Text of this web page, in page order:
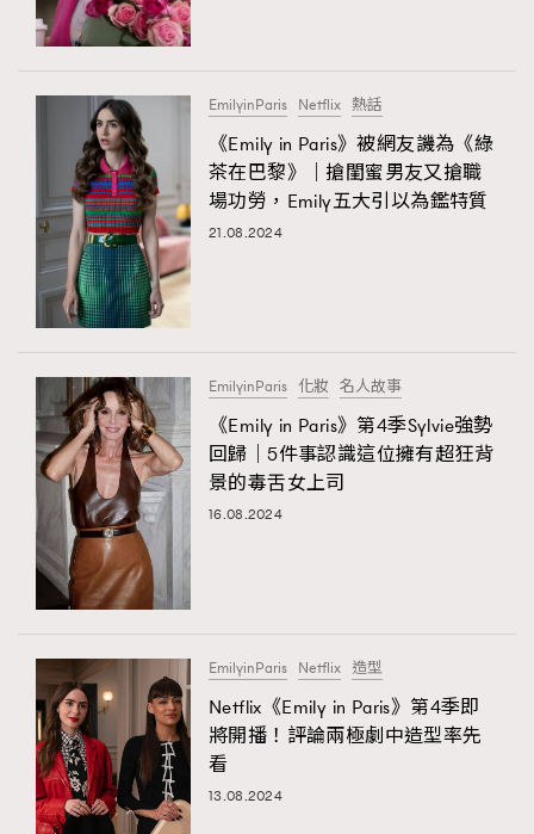
nmg.com.hk/privacy) 閱讀本公司的私隱政策聲明。
本人願意接收新傳媒集團的最新消息及其他宣傳資訊，本人同意
新傳媒集團使用本人的個人資料於任何推廣用途。
About us Collaboration Opportunity
Japan | Portugal | Spain
EmilyinParis Netflix 熱話
《Emily in Paris》被網友譏為《綠
茶在巴黎》｜搶閨蜜男友又搶職
場功勞，Emily五大引以為鑑特質
21.08.2024
EmilyinParis 化妝 名人故事
《Emily in Paris》第4季Sylvie強勢
回歸｜5件事認識這位擁有超狂背
景的毒舌女上司
16.08.2024
EmilyinParis Netflix 造型
Netflix《Emily in Paris》第4季即
將開播！評論兩極劇中造型率先
看
13.08.2024